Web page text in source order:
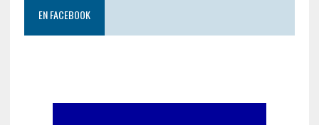
EN FACEBOOK